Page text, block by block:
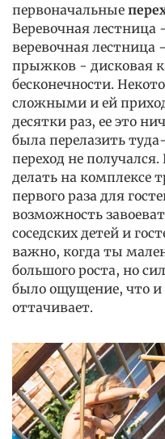
первоначальные
Веревочная
веревочная лестница
прыжков - дисковая
бесконечности.
сложными и ей
десятки раз, ее это
была перелазить
переход не
делать на комплексе
первого раза для
возможность
соседских детей и
важно, когда ты
большого роста, но
было ощущение, что и
оттачивает.